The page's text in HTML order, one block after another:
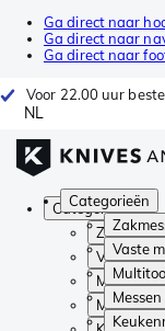
Ga direct naar
Ga direct naar
Ga direct naar
Voor 22.00 uur
NL
Categorieën
Vaste
Categorieën
Vaste
Multitools
Messen